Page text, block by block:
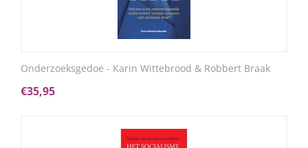
Onderzoeksgedoe - Karin Wittebrood & Robbert Braak
€35,95